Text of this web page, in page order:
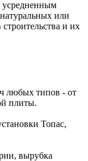
усредненным
или
и их
любых типов - от
плиты.
Топас,
вырубка